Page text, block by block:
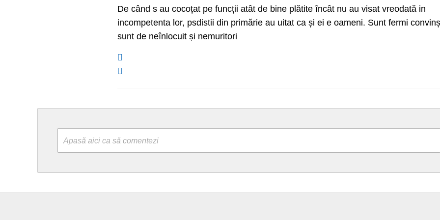
De când s au cocoțat pe funcții atât de bine plătite încât nu au visat vreodată in
incompetenta lor, psdistii din primărie au uitat ca și ei e oameni. Sunt fermi
sunt de neînlocuit și nemuritori
Apasă aici ca să comentezi